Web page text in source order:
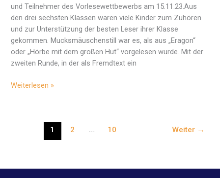
und Teilnehmer des Vorlesewettbewerbs am 15.11.23.Aus
den drei sechsten Klassen waren viele Kinder zum Zuhören
und zur Unterstützung der besten Leser ihrer Klasse
gekommen. Mucksmäuschenstill war es, als aus „Eragon“
oder „Hörbe mit dem großen Hut“ vorgelesen wurde. Mit der
zweiten Runde, in der als Fremdtext ein
Vorlesewettbewerb
Weiterlesen »
1 2 … 10 Weiter →